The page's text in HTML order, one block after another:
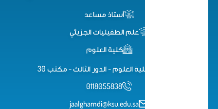
أستاذ مساعد
علم الطفيليات الجزيئي
كلية العلوم
0118055838
jaalghamdi@ksu.edu.sa